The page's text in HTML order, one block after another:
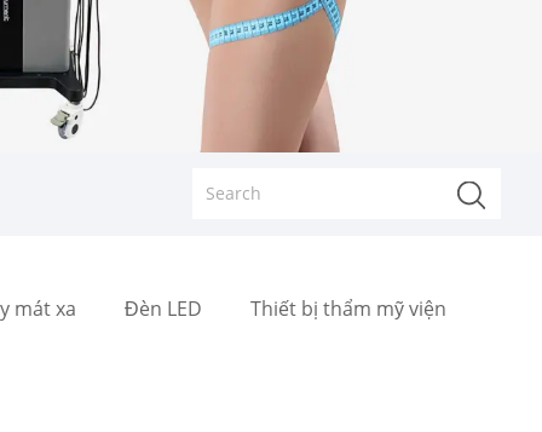
mát xa Đèn LED Thiết bị thẩm mỹ viện